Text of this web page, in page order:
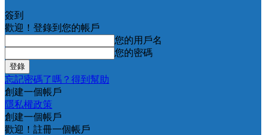
簽到
歡迎！登錄到您的帳戶
您的用戶名
您的密碼
忘記密碼了嗎？得到幫助
創建一個帳戶
隱私權政策
創建一個帳戶
歡迎！註冊一個帳戶